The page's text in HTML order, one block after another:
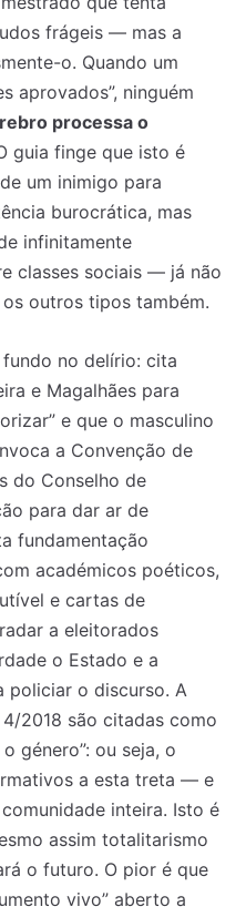
frágeis — mas a
o. Quando um
aprovados”, ninguém
processa o
guia finge que isto é
um inimigo para
burocrática, mas
infinitamente
classes sociais — já não
outros tipos também.
no delírio: cita
e Magalhães para
e que o masculino
a Convenção de
do Conselho de
para dar ar de
fundamentação
académicos poéticos,
e cartas de
a eleitorados
o Estado e a
policiar o discurso. A
2018 são citadas como
género”: ou seja, o
a esta treta — e
inteira. Isto é
assim totalitarismo
o futuro. O pior é que
vivo” aberto a